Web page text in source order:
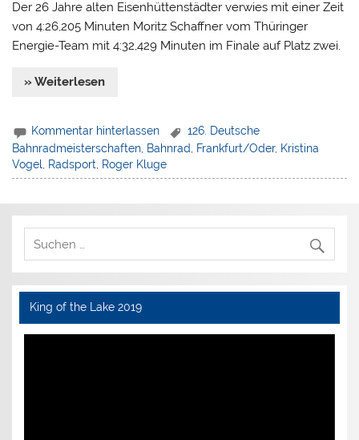
Der 26 Jahre alten Eisenhüttenstädter verwies mit einer Zeit
von 4:26,205 Minuten Moritz Schaffner vom Thüringer
Energie-Team mit 4:32,429 Minuten im Finale auf Platz zwei.
» Weiterlesen
Kommentar hinterlassen
126. Deutsche
Bahnradmeisterschaften Bahnrad Frankfurt/Oder, Kristina
Vogel
Radsport Roger Kluge
King of the Lake 2019
Video-